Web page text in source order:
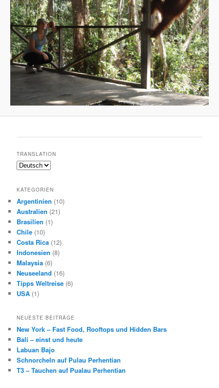
TRANSLATION
KATEGORIEN
Argentinien (10)
Australien (21)
Brasilien (1)
Chile (10)
Costa Rica (12)
Indonesien (8)
Malaysia (6)
Neuseeland (16)
Tipps Weltreise (6)
USA (1)
NEUESTE BEITRÄGE
New York – Fast Food, Rooftops und Hidden Bars
Bali – einst und heute
Labuan Bajo
Schnorcheln auf Pulau Perhentian
T3 – Tauchen auf Pualau Perhentian